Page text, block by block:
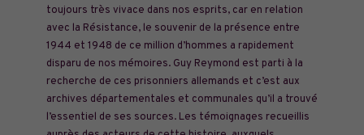
toujours très vivace dans nos esprits, car en relation
avec la Résistance, le souvenir de la présence entre
1944 et 1948 de ce million d’hommes a rapidement
disparu de nos mémoires. Guy Reymond est parti à la
recherche de ces prisonniers allemands et c’est aux
archives départementales et communales qu’il a trouvé
l’essentiel de ses sources. Les témoignages recueillis